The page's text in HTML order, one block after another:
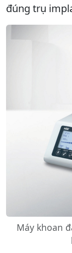
đúng trụ
Máy khoan